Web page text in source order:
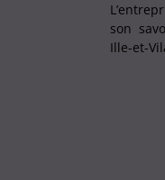
son
Ille-et-